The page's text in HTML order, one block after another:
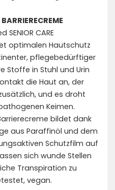
SENIOR CARE
optimalen Hautschutz
pflegebedürftiger
Stoffe in Stuhl und Urin
die Haut an, der
und es droht
Keimen.
bildet dank
aus Paraffinöl und dem
Schutzfilm auf
sich wunde Stellen
Transpiration zu
vegan.